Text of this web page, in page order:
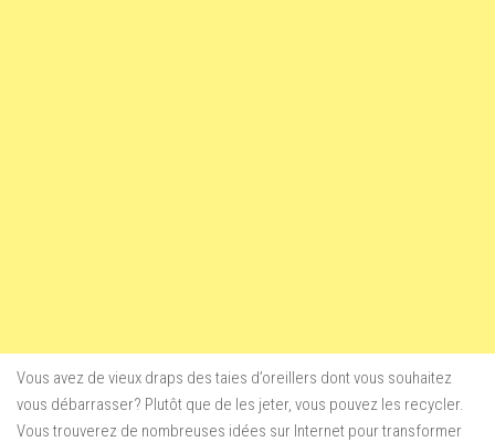
Vous avez de vieux draps des taies d’oreillers dont vous souhaitez
vous débarrasser? Plutôt que de les jeter, vous pouvez les recycler.
Vous trouverez de nombreuses idées sur Internet pour transformer